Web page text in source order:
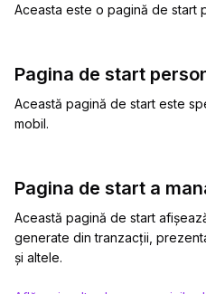
Aceasta este o pagină de start
Pagina de start
Această pagină de start este
mobil.
Pagina de start a
Această pagină de start
generate din tranzacții,
și altele.